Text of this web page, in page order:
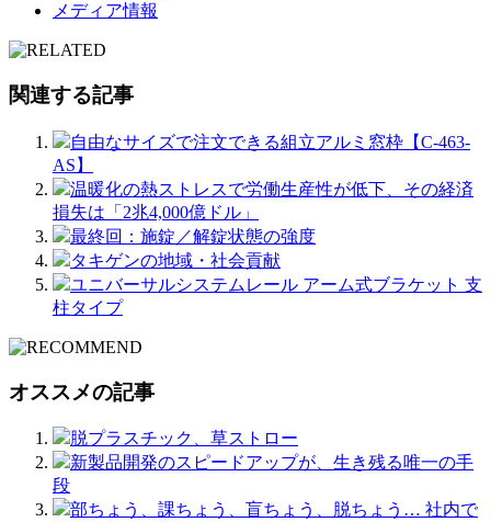
メディア情報
関連する記事
自由なサイズで注文できる組立アルミ窓枠【C-463-
AS】
温暖化の熱ストレスで労働生産性が低下、その経済
損失は「2兆4,000億ドル」
最終回：施錠／解錠状態の強度
タキゲンの地域・社会貢献
ユニバーサルシステムレール アーム式ブラケット 支
柱タイプ
オススメの記事
脱プラスチック、草ストロー
新製品開発のスピードアップが、生き残る唯一の手
段
部ちょう、課ちょう、盲ちょう、脱ちょう… 社内で